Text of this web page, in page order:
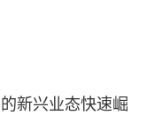
新兴业态快速崛